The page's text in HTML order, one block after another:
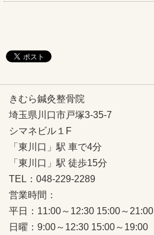
きむら鍼灸整骨院
埼玉県川口市戸塚3-35-7
シマネビル１F
「東川口」駅 車で4分
「東川口」駅 徒歩15分
TEL：048-229-2289
営業時間：
平日：11:00～12:30 15:00～21:00
日曜：9:00～12:30 15:00～19:00